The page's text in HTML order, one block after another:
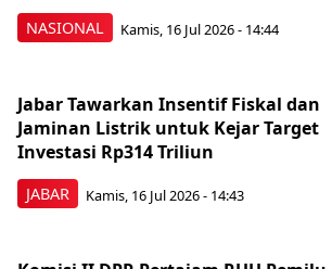
NASIONAL Kamis, 16 Jul 2026 - 14:44
JABAR
Jabar Tawarkan Insentif Fiskal dan
Jaminan Listrik untuk Kejar Target
Investasi Rp314 Triliun
Kamis, 16 Jul 2026 - 14:43